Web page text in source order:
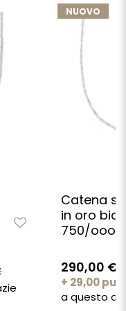
NUOVO
Catena
in oro
750/ooo
290,00 €
+ 29,00
a questo